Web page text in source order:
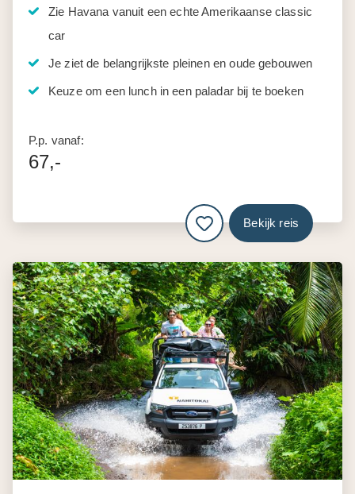
Zie Havana vanuit een echte Amerikaanse classic
car
Je ziet de belangrijkste pleinen en oude gebouwen
Keuze om een lunch in een paladar bij te boeken
P.p. vanaf:
67,-
Bekijk reis